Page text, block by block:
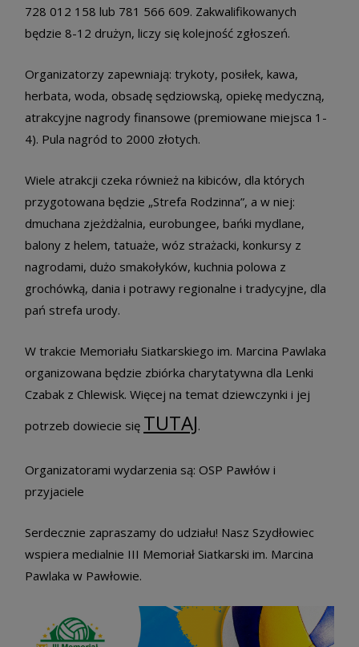
728 012 158 lub 781 566 609. Zakwalifikowanych
będzie 8-12 drużyn, liczy się kolejność zgłoszeń.
Organizatorzy zapewniają: trykoty, posiłek, kawa,
herbata, woda, obsadę sędziowską, opiekę medyczną,
atrakcyjne nagrody finansowe (premiowane miejsca 1-
4). Pula nagród to 2000 złotych.
Wiele atrakcji czeka również na kibiców, dla których
przygotowana będzie „Strefa Rodzinna”, a w niej:
dmuchana zjeżdżalnia, eurobungee, bańki mydlane,
balony z helem, tatuaże, wóz strażacki, konkursy z
nagrodami, dużo smakołyków, kuchnia polowa z
grochówką, dania i potrawy regionalne i tradycyjne, dla
pań strefa urody.
W trakcie Memoriału Siatkarskiego im. Marcina Pawlaka
organizowana będzie zbiórka charytatywna dla Lenki
Czabak z Chlewisk. Więcej na temat dziewczynki i jej
potrzeb dowiecie się TUTAJ.
Organizatorami wydarzenia są: OSP Pawłów i
przyjaciele
Serdecznie zapraszamy do udziału! Nasz Szydłowiec
wspiera medialnie III Memoriał Siatkarski im. Marcina
Pawlaka w Pawłowie.